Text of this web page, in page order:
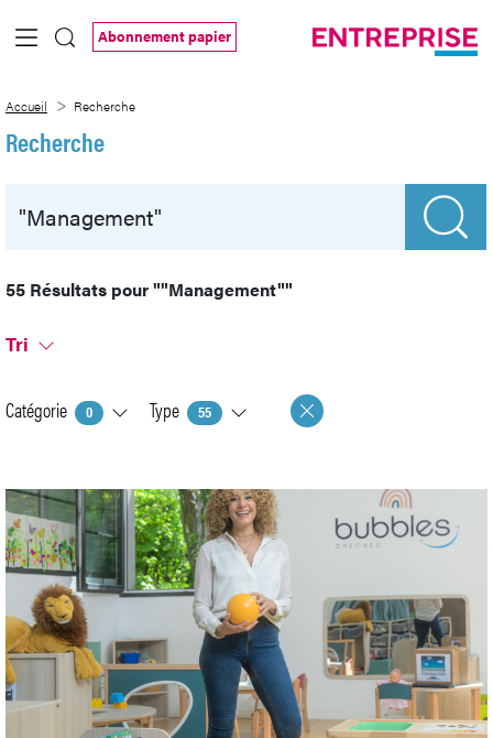
Saut au contenu principal
Abonnement papier
Accueil Recherche
Recherche
55 Résultats pour""Management""
Tri
Catégorie 0 Type 55